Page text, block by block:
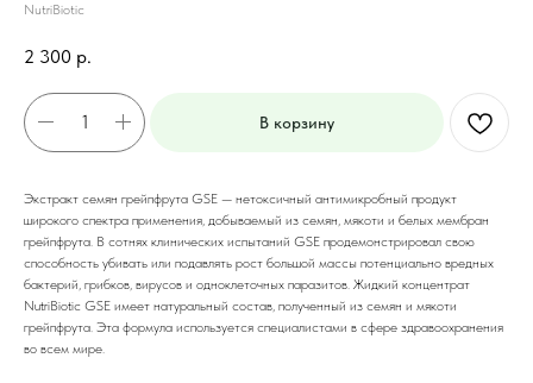
NutriBiotic
2 300 р.
В корзину
Экстракт семян грейпфрута GSE — нетоксичный антимикробный продукт
широкого спектра применения, добываемый из семян, мякоти и белых мембран
грейпфрута. В сотнях клинических испытаний GSE продемонстрировал свою
способность убивать или подавлять рост большой массы потенциально вредных
бактерий, грибков, вирусов и одноклеточных паразитов. Жидкий концентрат
NutriBiotic GSE имеет натуральный состав, полученный из семян и мякоти
грейпфрута. Эта формула используется специалистами в сфере здравоохранения
во всем мире.